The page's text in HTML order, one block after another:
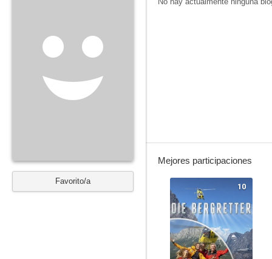
Favorito/a
Mejores participaciones
10